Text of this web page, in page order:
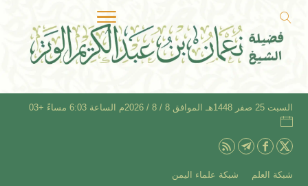
السبت 25 صفر 1448هـ الموافق 8 / 8 / 2026م الساعة 6:03 مساءً +03
شبكة العلم شبكة علماء اليمن